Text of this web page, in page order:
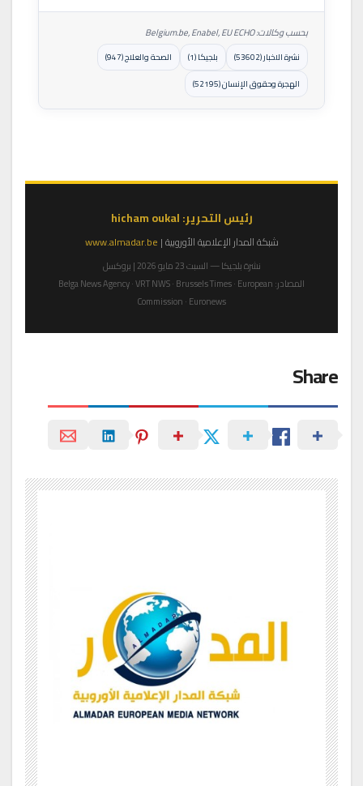
بحسب وكالات: Belgium.be, Enabel, EU ECHO
نشرة الاخبار (53602) بلجيكا (1)
الصحة والعلاج (947)
الهجرة وحقوق الإنسان (52195)
رئيس التحرير: hicham oukal
شبكة المدار الإعلامية الأوروبية | www.almadar.be
نشرة بلجيكا — السبت 23 مايو 2026 | بروكسل
المصادر: Belga News Agency · VRT NWS · Brussels Times · European
Commission · Euronews
Share